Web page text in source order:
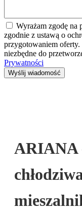
Wyrażam zgodę na
zgodnie z ustawą o
przygotowaniem
niezbędne do
Prywatności
Wyślij wiadomość
ARIANA